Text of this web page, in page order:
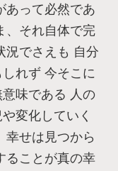
あって必然であ
、それ自体で完
況でさえも 自分
れず 今そこに
味である 人の
変化していく
幸せは見つから
ることが真の幸